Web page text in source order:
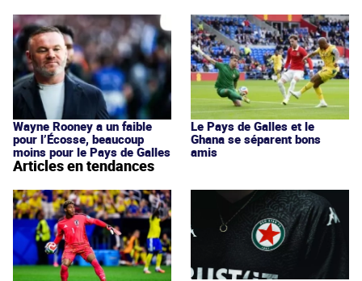
Wayne Rooney a un faible
pour l’Écosse, beaucoup
moins pour le Pays de Galles
Le Pays de Galles et le
Ghana se séparent bons
amis
Articles en tendances